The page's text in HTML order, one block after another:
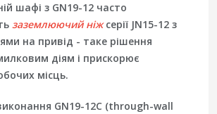
шафі з GN19-12 часто
заземлюючий ніжсерії JN15-12 з
на привід - таке рішення
діям і прискорює
місць.
GN19-12C (through-wall